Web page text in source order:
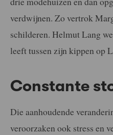
verdwijnen. Zo vertrok
schilderen. Helmut Lang
leeft tussen zijn kippen op
Constante
Die aanhoudende
veroorzaken ook stress en